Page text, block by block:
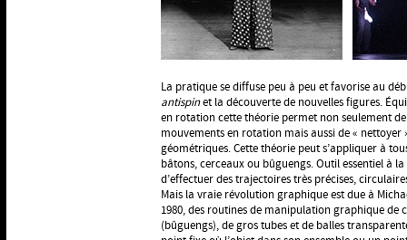
La pratique se diffuse peu à peu et favorise au
antispinet la découverte de nouvelles figures.
en rotation cette théorie permet non seulement
mouvements en rotation mais aussi de « nettoyer
géométriques. Cette théorie peut s’appliquer à
bâtons, cerceaux ou bûguengs. Outil essentiel à
d’effectuer des trajectoires très précises,
Mais la vraie révolution graphique est due à
1980, des routines de manipulation graphique de
(bûguengs), de gros tubes et de balles